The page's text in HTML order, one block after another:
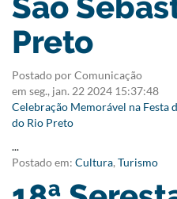
Preto
Postado por Comunicação
em seg., jan. 22 2024 15:37:48
Celebração Memorável na Festa
do Rio Preto
...
Postado em: Cultura, Turismo